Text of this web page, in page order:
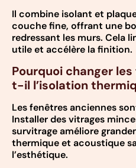
Il combine isolant et
couche fine, offrant une
redressant les murs. Cela
utile et accélère la finition.
Pourquoi changer
t-il l’isolation
Les fenêtres anciennes
Installer des vitrages
survitrage améliore
thermique et acoustique
l’esthétique.